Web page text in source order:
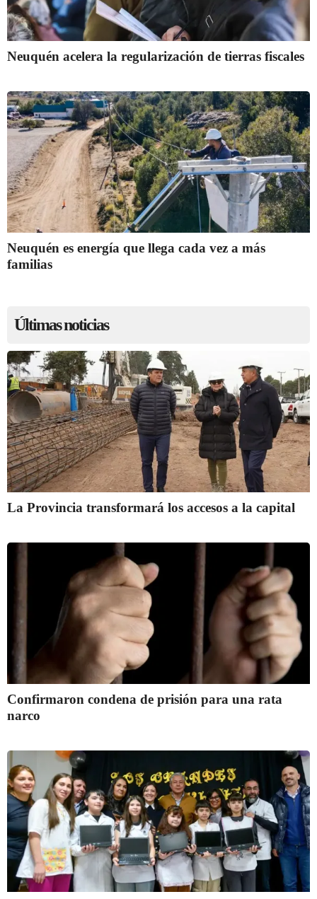
Neuquén acelera la regularización de tierras fiscales
Neuquén es energía que llega cada vez a más
familias
Últimas noticias
La Provincia transformará los accesos a la capital
Confirmaron condena de prisión para una rata
narco